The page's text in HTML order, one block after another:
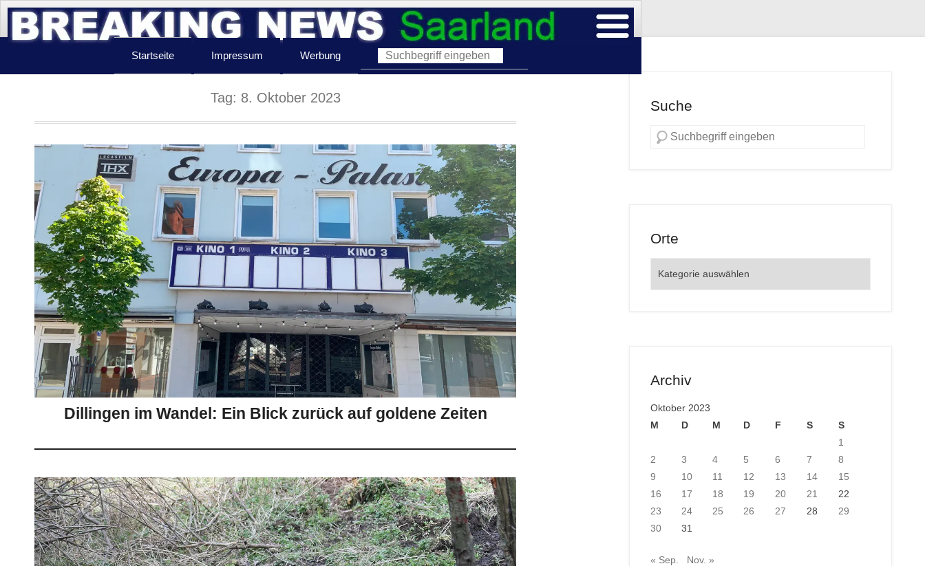
Startseite Impressum Werbung
Tag: 8. Oktober 2023
Dillingen im Wandel: Ein Blick zurück auf goldene Zeiten
Suche
Orte
Archiv
Oktober 2023
M
D M D F S
S
1
2
3 4 5 6 7
8
9
10 11 12 13 14
15
16
17 18 19 20 21
22
23
24 25 26 27 28
29
30
31
« Sep. Nov. »